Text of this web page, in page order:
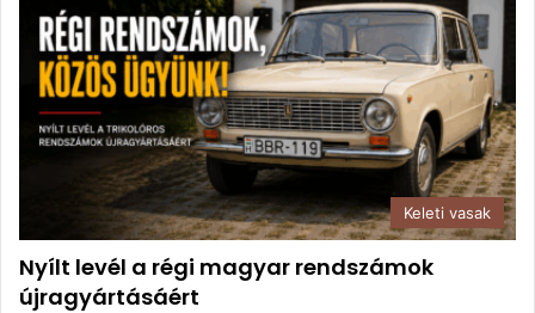
Keleti vasak
Nyílt levél a régi magyar rendszámok
újragyártásáért